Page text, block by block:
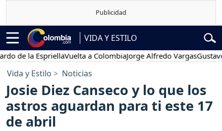
VIDA Y ESTILO
la EspriellaVuelta a ColombiaJorge Alfredo VargasGustavo
Vida y Estilo Noticias
Josie Diez Canseco y lo que los
astros aguardan para ti este 17
de abril